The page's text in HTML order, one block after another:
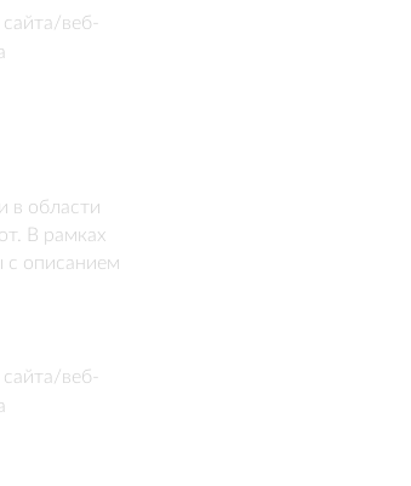
веб-
в области
В рамках
с описанием
веб-